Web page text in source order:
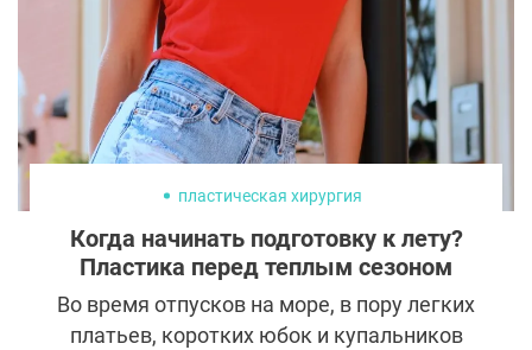
Ратаковски — девушка, безусловно, умная.
Но в первую очередь она прославилась
именно яркой внешностью. А насколько
эта внешность натуральная, сейчас
выясним.
пластическая хирургия
Когда начинать подготовку к лету?
Пластика перед теплым сезоном
Во время отпусков на море, в пору легких
платьев, коротких юбок и купальников